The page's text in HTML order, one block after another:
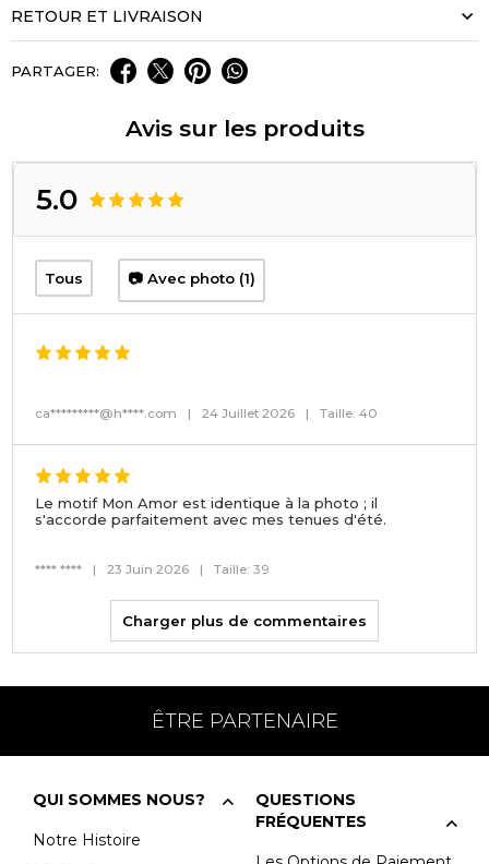
RETOUR ET LIVRAISON
PARTAGER:
Avis sur les produits
5.0
Tous 📷 Avec photo (1)
ca*********@h****.com | 24 Juillet 2026 | Taille: 40
Le motif Mon Amor est identique à la photo ; il
s'accorde parfaitement avec mes tenues d'été.
**** **** | 23 Juin 2026 | Taille: 39
Charger plus de commentaires
ÊTRE PARTENAIRE
QUI SOMMES NOUS?
Notre Histoire
QUESTIONS
FRÉQUENTES